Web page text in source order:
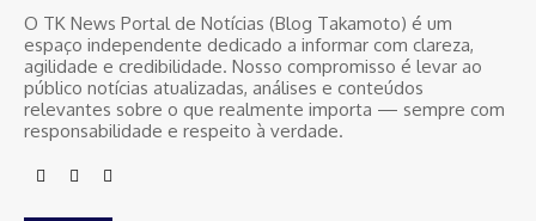
O TK News Portal de Notícias (Blog Takamoto) é um
espaço independente dedicado a informar com clareza,
agilidade e credibilidade. Nosso compromisso é levar ao
público notícias atualizadas, análises e conteúdos
relevantes sobre o que realmente importa — sempre com
responsabilidade e respeito à verdade.